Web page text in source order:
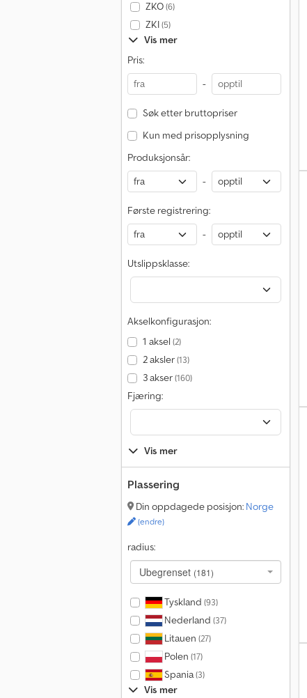
ZKO(6)
ZKI(5)
Vis mer
Pris:
-
Søk etter bruttopriser
Kun med prisopplysning
Produksjonsår:
-
Første registrering:
-
Utslippsklasse:
Akselkonfigurasjon:
1 aksel (2)
2 aksler(13)
3 akser(160)
Fjæring:
Vis mer
Plassering
Din oppdagede posisjon: Norge
(endre)
radius:
Ubegrenset (181)
Tyskland (93)
Nederland (37)
Litauen (27)
Polen (17)
Spania(3)
Vis mer